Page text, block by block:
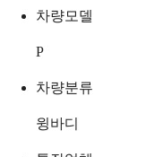
차량모델
P
차량분류
윙바디